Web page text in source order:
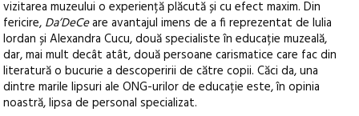
vizitarea muzeului o experiență plăcută și cu efect maxim. Din
fericire, Da’DeCeare avantajul imens de a fi reprezentat de Iulia
Iordan și Alexandra Cucu, două specialiste în educație muzeală,
dar, mai mult decât atât, două persoane carismatice care fac din
literatură o bucurie a descoperirii de către copii. Căci da, una
dintre marile lipsuri ale ONG-urilor de educație este, în opinia
noastră, lipsa de personal specializat.